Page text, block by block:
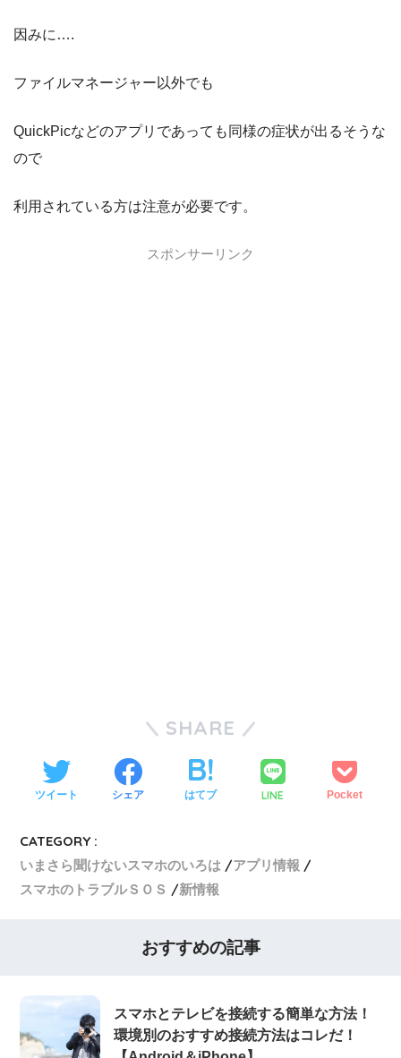
因みに….
ファイルマネージャー以外でも
QuickPicなどのアプリであっても同様の症状が出るそうな
ので
利用されている方は注意が必要です。
スポンサーリンク
SHARE
ツイート シェア はてブ LINE Pocket
CATEGORY :
いまさら聞けないスマホのいろは
アプリ情報
スマホのトラブルＳＯＳ
新情報
おすすめの記事
スマホとテレビを接続する簡単な方法！
環境別のおすすめ接続方法はコレだ！